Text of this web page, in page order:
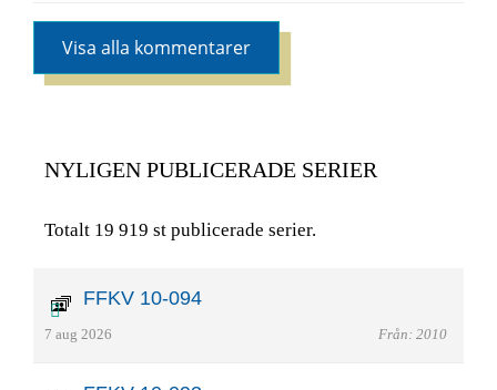
Visa alla kommentarer
NYLIGEN PUBLICERADE SERIER
Totalt 19 919 st publicerade serier.
FFKV 10-094
7 aug 2026 Från: 2010